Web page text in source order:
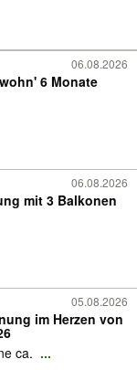
06.08.2026
6 Monate
06.08.2026
mit 3 Balkonen
05.08.2026
im Herzen von
ca. ...